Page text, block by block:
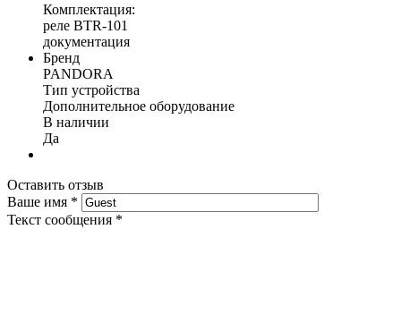
Комплектация:
реле BTR-101
документация
Бренд
PANDORA
Тип устройства
Дополнительное оборудование
В наличии
Да
Оставить отзыв
Ваше имя *
Текст сообщения *